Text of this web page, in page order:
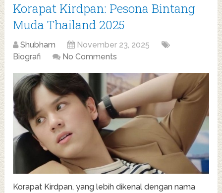
Korapat Kirdpan: Pesona Bintang
Muda Thailand 2025
Shubham
November 23, 2025
Biografi
No Comments
Korapat Kirdpan, yang lebih dikenal dengan nama